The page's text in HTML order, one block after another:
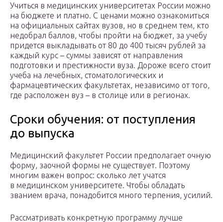
Учиться в медицинских университетах России можно
на бюджете и платно. С ценами можно ознакомиться
на официальных сайтах вузов, но в среднем тем, кто
недобрал баллов, чтобы пройти на бюджет, за учебу
придется выкладывать от 80 до 400 тысяч рублей за
каждый курс – суммы зависят от направления
подготовки и престижности вуза. Дороже всего стоит
учеба на лечебных, стоматологических и
фармацевтических факультетах, независимо от того,
где расположен вуз – в столице или в регионах.
Сроки обучения: от поступления
до выпуска
Медицинский факультет России предполагает очную
форму, заочной формы не существует. Поэтому
многим важен вопрос: сколько лет учатся
в медицинском университете. Чтобы обладать
званием врача, понадобится много терпения, усилий.
Рассматривать конкретную программу лучше